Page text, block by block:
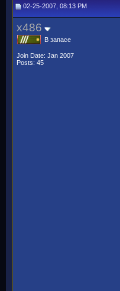
02-25-2007, 08:13 PM
x486
В запасе
Join Date: Jan 2007
Posts: 45